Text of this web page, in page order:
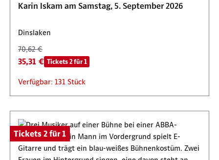
Karin Iskam am Samstag, 5. September 2026
Dinslaken
70,62 €
35,31 € Tickets 2 für 1
Verfügbar: 131 Stück
Tickets 2 für 1